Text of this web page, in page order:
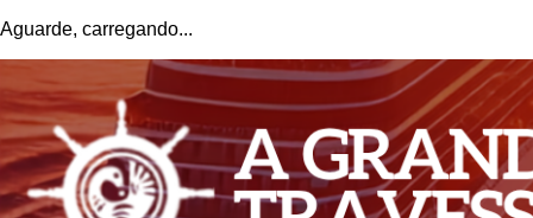
Aguarde, carregando...